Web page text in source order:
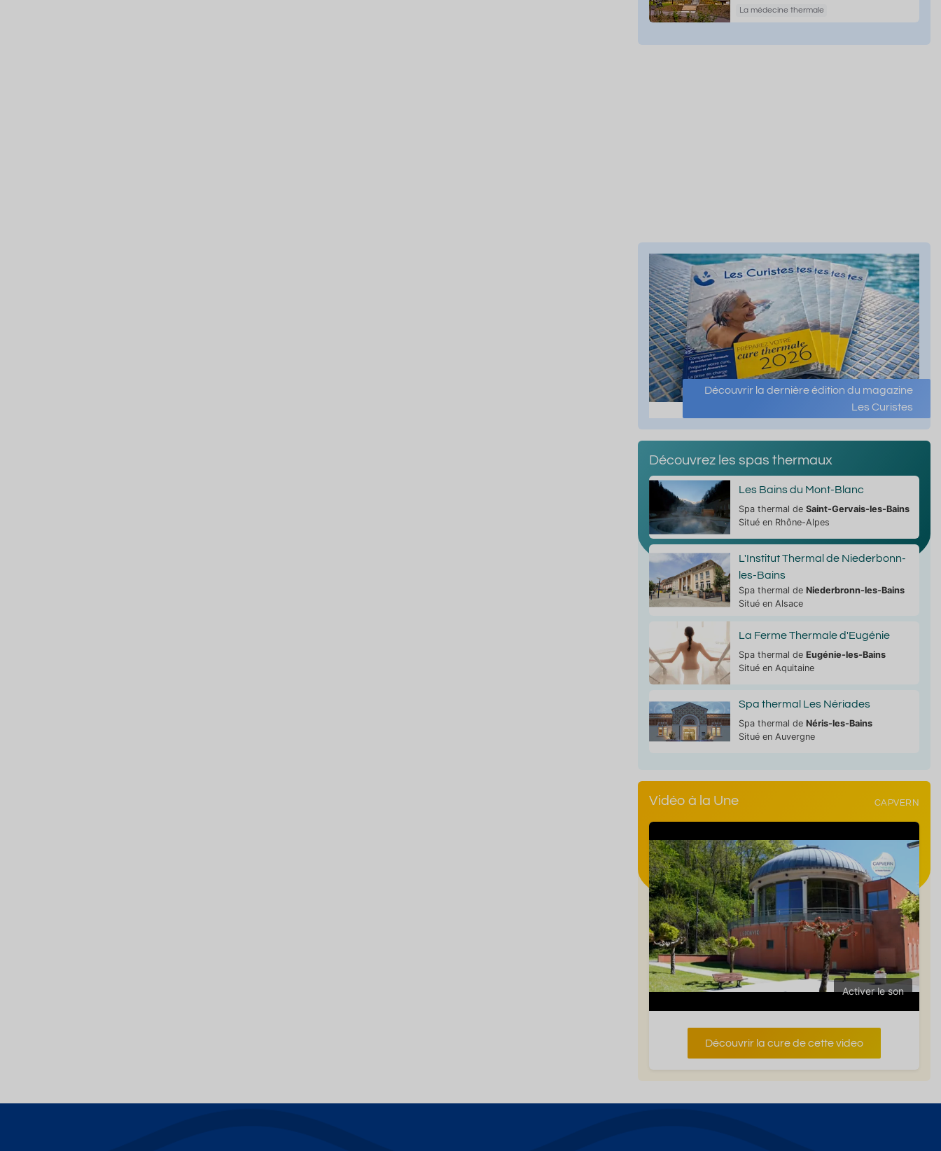
dermatologiques
La médecine thermale
Découvrir la dernière édition du magazine
Les Curistes
Découvrez les spas thermaux
Les Bains du Mont-Blanc
Spa thermal de Saint-Gervais-les-Bains
Situé en Rhône-Alpes
L'Institut Thermal de Niederbonn-
les-Bains
Spa thermal de Niederbronn-les-Bains
Situé en Alsace
La Ferme Thermale d'Eugénie
Spa thermal de Eugénie-les-Bains
Situé en Aquitaine
Spa thermal Les Nériades
Spa thermal de Néris-les-Bains
Situé en Auvergne
Vidéo à la Une CAPVERN
Activer le son
Découvrir la cure de cette video